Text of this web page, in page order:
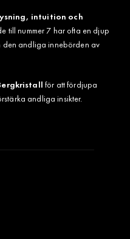
intuition och
till nummer 7 har ofta en djup
den andliga innebörden av
för att fördjupa
andliga insikter.